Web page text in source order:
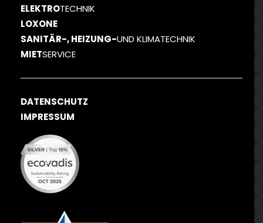
ELEKTROTECHNIK
LOXONE
SANITÄR-, HEIZUNG-UND KLIMATECHNIK
MIETSERVICE
DATENSCHUTZ
IMPRESSUM